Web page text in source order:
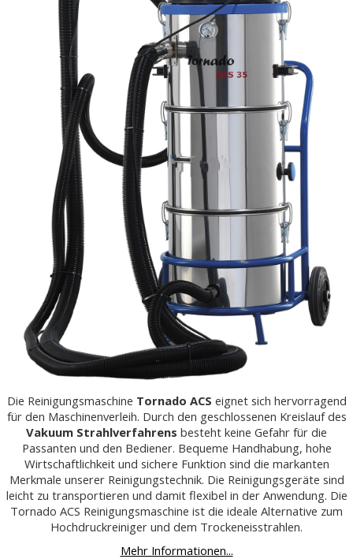
Die Reinigungsmaschine Tornado ACS eignet sich hervorragend
für den Maschinenverleih. Durch den geschlossenen Kreislauf des
Vakuum Strahlverfahrens besteht keine Gefahr für die
Passanten und den Bediener. Bequeme Handhabung, hohe
Wirtschaftlichkeit und sichere Funktion sind die markanten
Merkmale unserer Reinigungstechnik. Die Reinigungsgeräte sind
leicht zu transportieren und damit flexibel in der Anwendung. Die
Tornado ACS Reinigungsmaschine ist die ideale Alternative zum
Hochdruckreiniger und dem Trockeneisstrahlen.
Mehr Informationen...